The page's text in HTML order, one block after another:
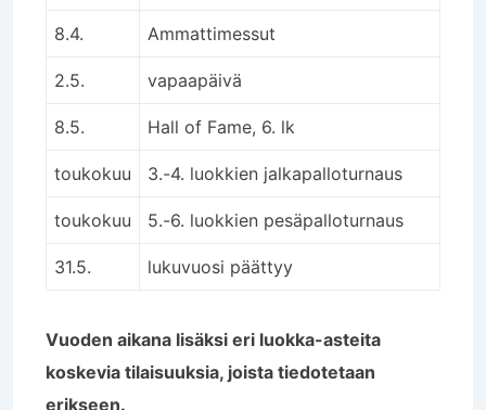
8.4. Ammattimessut
2.5. vapaapäivä
8.5. Hall of Fame, 6. lk
toukokuu 3.-4. luokkien jalkapalloturnaus
toukokuu 5.-6. luokkien pesäpalloturnaus
31.5. lukuvuosi päättyy
Vuoden aikana lisäksi eri luokka-asteita
koskevia tilaisuuksia, joista tiedotetaan
erikseen.